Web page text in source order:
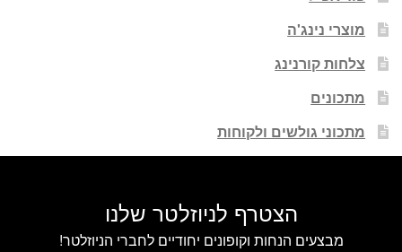
מוצרי נינג'ה
צלחות קורנינג
מתכונים
מתכוני גולשים ולקוחות
הצטרף לניוזלטר שלנו
מבצעים הנחות וקופונים יחודיים לחברי הניוזלטר!